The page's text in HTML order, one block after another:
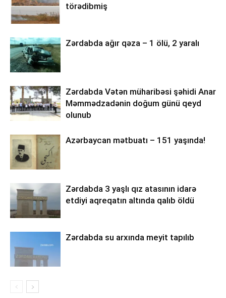
törədibmiş
Zərdabda ağır qəza – 1 ölü, 2 yaralı
Zərdabda Vətən müharibəsi şəhidi Anar
Məmmədzadənin doğum günü qeyd
olunub
Azərbaycan mətbuatı – 151 yaşında!
Zərdabda 3 yaşlı qız atasının idarə
etdiyi aqreqatın altında qalıb öldü
Zərdabda su arxında meyit tapılıb